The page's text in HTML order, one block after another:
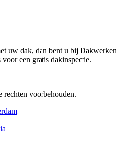
uw dak, dan bent u bij Dakwerken
voor een gratis dakinspectie.
rechten voorbehouden.